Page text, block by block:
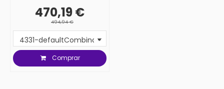
470,19 €
494,94 €
Comprar